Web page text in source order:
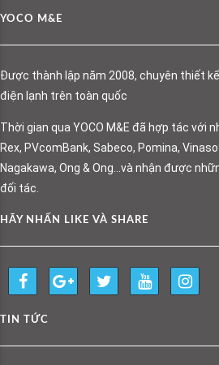
YOCO M&E
Được thành lập năm 2008, chuyên thiết
điện lạnh trên toàn quốc
Thời gian qua YOCO M&E đã hợp tác với
Rex, PVcomBank, Sabeco, Pomina,
Nagakawa, Ong & Ong…và nhận được
đối tác.
HÃY NHẤN LIKE VÀ SHARE
TIN TỨC